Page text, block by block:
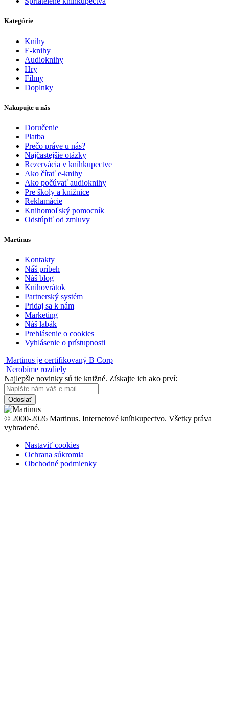
Kategórie
Knihy
E-knihy
Audioknihy
Hry
Filmy
Doplnky
Nakupujte u nás
Doručenie
Platba
Prečo práve u nás?
Najčastejšie otázky
Rezervácia v kníhkupectve
Ako čítať e-knihy
Ako počúvať audioknihy
Pre školy a knižnice
Reklamácie
Knihomoľský pomocník
Odstúpiť od zmluvy
Martinus
Kontakty
Náš príbeh
Náš blog
Knihovrátok
Partnerský systém
Pridaj sa k nám
Marketing
Náš labák
Prehlásenie o cookies
Vyhlásenie o prístupnosti
Martinus je certifikovaný B Corp
Nerobíme rozdiely
Najlepšie novinky sú tie knižné. Získajte ich ako prví:
Odoslať
© 2000-2026 Martinus. Internetové kníhkupectvo. Všetky práva
vyhradené.
Nastaviť cookies
Ochrana súkromia
Obchodné podmienky